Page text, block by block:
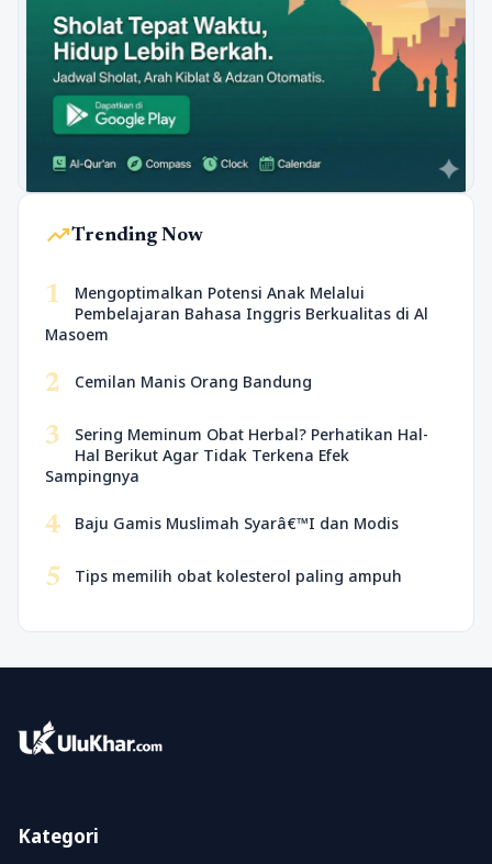
trending_upTrending Now
1
Mengoptimalkan Potensi Anak Melalui
Pembelajaran Bahasa Inggris Berkualitas di Al
Masoem
2 Cemilan Manis Orang Bandung
3
Sering Meminum Obat Herbal? Perhatikan Hal-
Hal Berikut Agar Tidak Terkena Efek
Sampingnya
4 Baju Gamis Muslimah Syarâ€™I dan Modis
5 Tips memilih obat kolesterol paling ampuh
Kategori